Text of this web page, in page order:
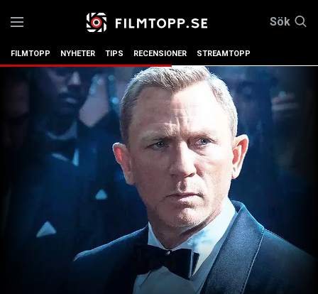
Sök
FILMTOPP NYHETER TIPS RECENSIONER STREAMTOPP